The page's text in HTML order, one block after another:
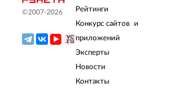
©2007-2026
Рейтинги
Конкурс сайтов и
приложений
Эксперты
Новости
Контакты